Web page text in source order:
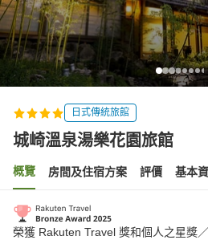
日式傳統旅館
城崎溫泉湯樂花園旅館
概覽 房間及住宿方案 評價 基本
榮獲 Rakuten Travel 獎和個人之星獎